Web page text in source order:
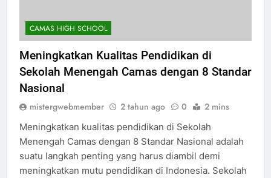
CAMAS HIGH SCHOOL
Meningkatkan Kualitas Pendidikan di
Sekolah Menengah Camas dengan 8 Standar
Nasional
mistergwebmember 2 tahun ago 0 2 mins
Meningkatkan kualitas pendidikan di Sekolah
Menengah Camas dengan 8 Standar Nasional adalah
suatu langkah penting yang harus diambil demi
meningkatkan mutu pendidikan di Indonesia. Sekolah